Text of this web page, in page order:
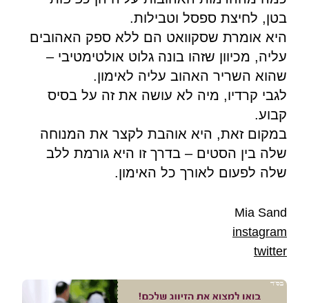
בטן, לחיצת ספסל וטבילות.
היא אומרת שסקוואט הם ללא ספק האהובים
עליה, מכיוון שזהו בונה גלוט אולטימטיבי –
שהוא השריר האהוב עליה לאימון.
לגבי קרדיו, מיה לא עושה את זה על בסיס
קבוע.
במקום זאת, היא אוהבת לקצר את המנוחה
שלה בין הסטים – בדרך זו היא גורמת ללב
שלה לפעום לאורך כל האימון.
Mia Sand
instagram
twitter